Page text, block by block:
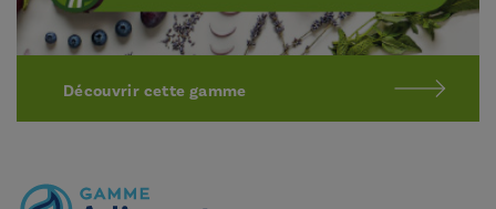
Découvrir cette gamme